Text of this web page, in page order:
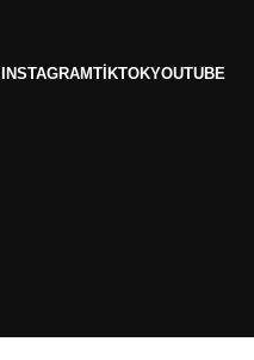
INSTAGRAMTIKTOKYOUTUBE